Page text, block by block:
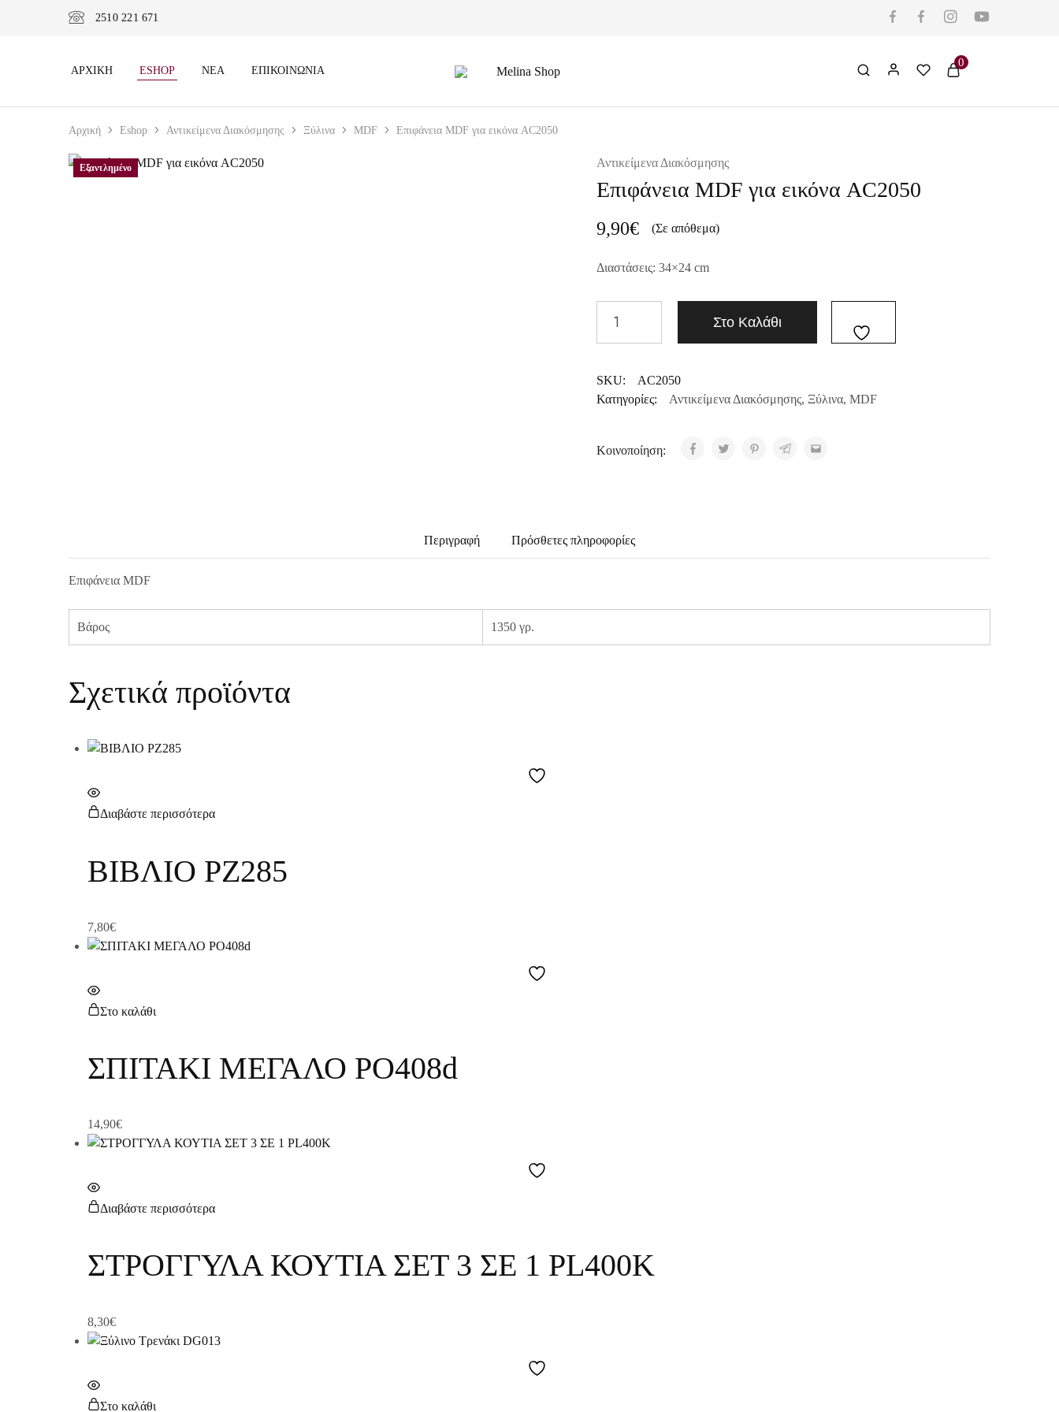
2510 221 671
ΑΡΧΙΚΉ ESHOP ΝΈΑ ΕΠΙΚΟΙΝΩΝΊΑ
Melina
0
Αρχική Eshop Αντικείμενα Διακόσμησης Ξύλινα MDF Επιφάνεια MDF για εικόνα AC2050
Αντικείμενα Διακόσμησης
Επιφάνεια MDF για εικόνα AC2050
9,90€ (Σε απόθεμα)
Διαστάσεις: 34×24 cm
Στο Καλάθι
SKU:
AC2050
Κατηγορίες:
Αντικείμενα Διακόσμησης, Ξύλινα, MDF
Κοινοποίηση:
Περιγραφή Πρόσθετες πληροφορίες
Επιφάνεια MDF
Βάρος 1350 γρ.
Σχετικά προϊόντα
Διαβάστε περισσότερα
Εξαντλημένο
ΒΙΒΛΙΟ PZ285
7,80€
Στο καλάθι
ΣΠΙΤΑΚΙ ΜΕΓΑΛΟ PO408d
14,90€
Διαβάστε περισσότερα
Εξαντλημένο
ΣΤΡΟΓΓΥΛΑ ΚΟΥΤΙΑ ΣΕΤ 3 ΣΕ 1 PL400K
8,30€
Στο καλάθι